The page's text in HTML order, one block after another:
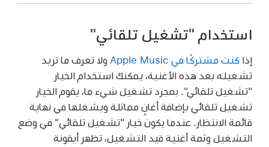
استخدام "تشغيل تلقائي"
إذا كنت مشتركًا في Apple Music
ولا تعرف ما تريد
تشغيله بعد هذه الأغنية، يمكنك استخدام الخيار
"تشغيل تلقائي". بمجرد تشغيل شيء ما، يقوم الخيار
تشغيل تلقائي بإضافة أغانٍ مماثلة ويشغلها في نهاية
قائمة الانتظار. عندما يكون خيار "تشغيل تلقائي" في وضع
التشغيل وثمة أغنية قيد التشغيل، تظهر أيقونة